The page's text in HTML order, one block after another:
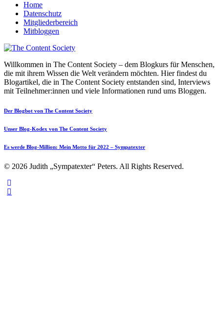
Home
Datenschutz
Mitgliederbereich
Mitbloggen
Willkommen in The Content Society – dem Blogkurs für Menschen,
die mit ihrem Wissen die Welt verändern möchten. Hier findest du
Blogartikel, die in The Content Society entstanden sind, Interviews
mit Teilnehmer:innen und viele Informationen rund ums Bloggen.
Der Blogbot von The Content Society
Unser Blog-Kodex von The Content Society
Es werde Blog-Million: Mein Motto für 2022 – Sympatexter
© 2026 Judith „Sympatexter“ Peters. All Rights Reserved.